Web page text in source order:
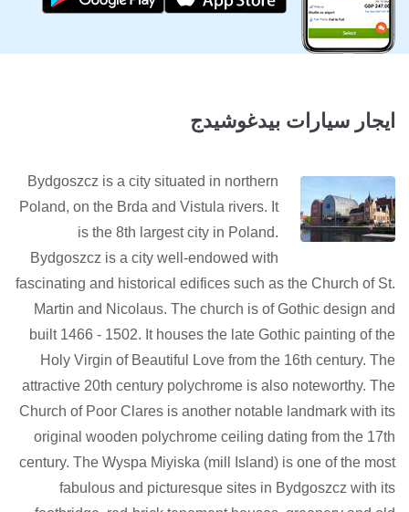
ايجار سيارات بيدغوشيدج
Bydgoszcz is a city situated in northern
Poland, on the Brda and Vistula rivers. It
is the 8th largest city in Poland.
Bydgoszcz is a city well-endowed with
fascinating and historical edifices such as the Church of St.
Martin and Nicolaus. The church is of Gothic design and
built 1466 - 1502. It houses the late Gothic painting of the
Holy Virgin of Beautiful Love from the 16th century. The
attractive 20th century polychrome is also noteworthy. The
Church of Poor Clares is another notable landmark with its
original wooden polychrome ceiling dating from the 17th
century. The Wyspa Miyiska (mill Island) is one of the most
fabulous and picturesque sites in Bydgoszcz with its